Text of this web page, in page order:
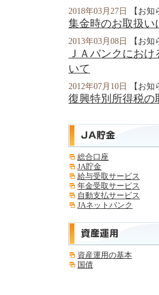
2018年03月27日 【お知
集金時のお取扱い
2013年03月08日 【お知
ＪＡバンクにお
いて
2012年07月10日 【お知
復興特別所得税の
総合口座
JA貯金
給与受取サービス
年金受取サービス
自動支払サービス
JAネットバンク
資産運用の基本
国債